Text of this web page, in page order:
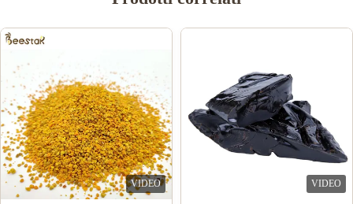
VIDEO VIDEO